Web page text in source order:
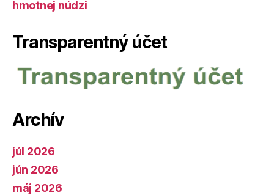
hmotnej núdzi
Transparentný účet
Archív
júl 2026
jún 2026
máj 2026